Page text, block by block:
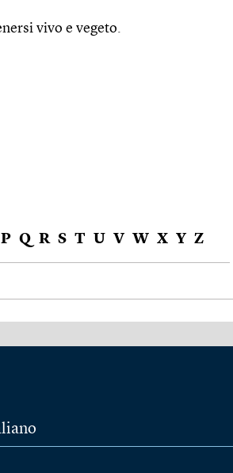
vivo e vegeto.
P Q R S T U V W X Y Z